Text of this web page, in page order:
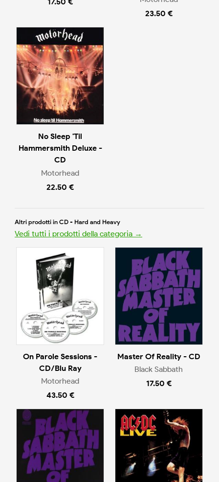
23.50 €
No Sleep 'Til
Hammersmith Deluxe -
CD
Motorhead
22.50 €
Altri prodotti in CD - Hard and Heavy
Vedi tutti i prodotti della categoria →
On Parole Sessions -
CD/Blu Ray
Motorhead
43.50 €
Master Of Reality - CD
Black Sabbath
17.50 €